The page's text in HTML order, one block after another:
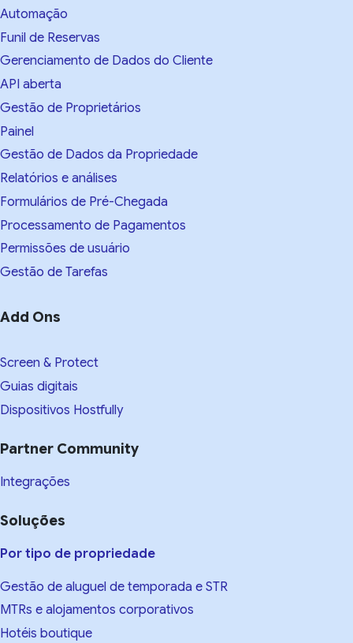
Automação
Funil de Reservas
Gerenciamento de Dados do Cliente
API aberta
Gestão de Proprietários
Painel
Gestão de Dados da Propriedade
Relatórios e análises
Formulários de Pré-Chegada
Processamento de Pagamentos
Permissões de usuário
Gestão de Tarefas
Add Ons
Screen & Protect
Guias digitais
Dispositivos Hostfully
Partner Community
Integrações
Soluções
Por tipo de propriedade
Gestão de aluguel de temporada e STR
MTRs e alojamentos corporativos
Hotéis boutique